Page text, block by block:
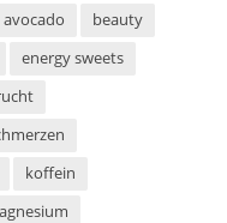
avocado
beauty
energy sweets
koffein